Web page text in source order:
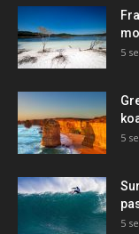
5
5
5